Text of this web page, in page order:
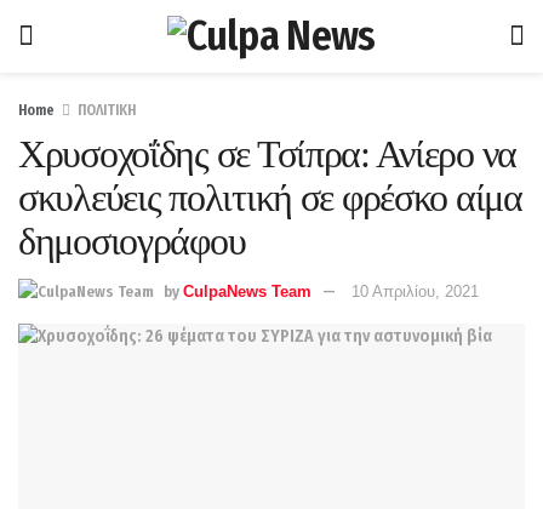
Home ΠΟΛΙΤΙΚΗ
Χρυσοχοΐδης σε Τσίπρα: Ανίερο να
σκυλεύεις πολιτική σε φρέσκο αίμα
δημοσιογράφου
by CulpaNews Team 10 Απριλίου, 2021